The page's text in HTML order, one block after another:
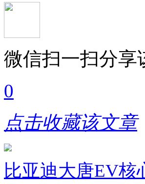
微信扫一扫分享
0
点击收藏该文章
比亚迪大唐EV